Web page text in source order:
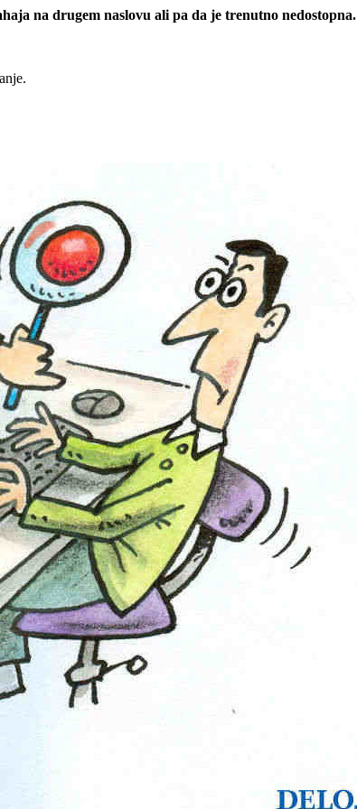
na drugem naslovu ali pa da je trenutno nedostopna.